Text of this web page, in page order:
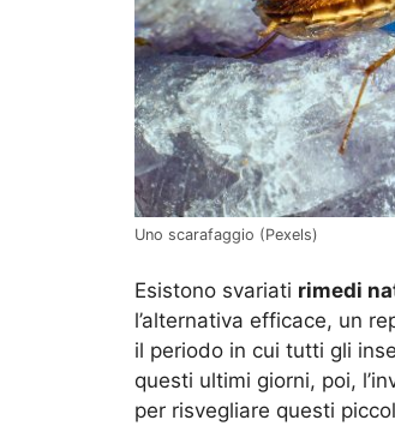
Uno scarafaggio (Pexels)
Esistono svariati rimedi
l’alternativa efficace, un
il periodo in cui tutti gli
questi ultimi giorni, poi,
per risvegliare questi